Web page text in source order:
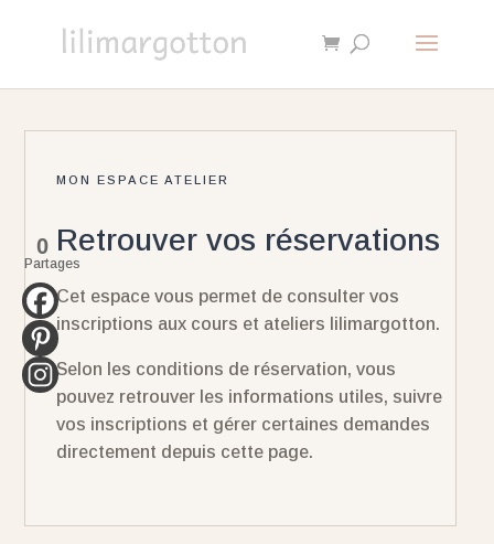
MON ESPACE ATELIER
Retrouver vos réservations
Cet espace vous permet de consulter vos
inscriptions aux cours et ateliers lilimargotton.
Selon les conditions de réservation, vous
pouvez retrouver les informations utiles, suivre
vos inscriptions et gérer certaines demandes
directement depuis cette page.
0
Partages